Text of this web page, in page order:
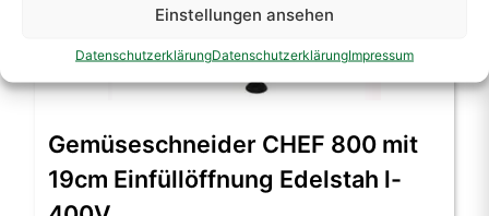
Einstellungen ansehen
DatenschutzerklärungDatenschutzerklärungImpressum
Gemüseschneider CHEF 800 mit
19cm Einfüllöffnung Edelstah l-